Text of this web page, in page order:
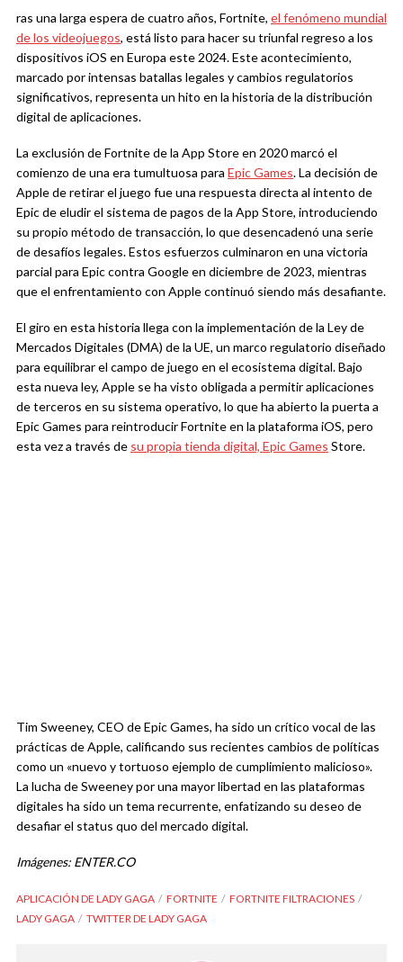
ras una larga espera de cuatro años, Fortnite, el fenómeno mundial
de los videojuegos, está listo para hacer su triunfal regreso a los
dispositivos iOS en Europa este 2024. Este acontecimiento,
marcado por intensas batallas legales y cambios regulatorios
significativos, representa un hito en la historia de la distribución
digital de aplicaciones.
La exclusión de Fortnite de la App Store en 2020 marcó el
comienzo de una era tumultuosa para Epic Games. La decisión de
Apple de retirar el juego fue una respuesta directa al intento de
Epic de eludir el sistema de pagos de la App Store, introduciendo
su propio método de transacción, lo que desencadenó una serie
de desafíos legales. Estos esfuerzos culminaron en una victoria
parcial para Epic contra Google en diciembre de 2023, mientras
que el enfrentamiento con Apple continuó siendo más desafiante.
El giro en esta historia llega con la implementación de la Ley de
Mercados Digitales (DMA) de la UE, un marco regulatorio diseñado
para equilibrar el campo de juego en el ecosistema digital. Bajo
esta nueva ley, Apple se ha visto obligada a permitir aplicaciones
de terceros en su sistema operativo, lo que ha abierto la puerta a
Epic Games para reintroducir Fortnite en la plataforma iOS, pero
esta vez a través de su propia tienda digital, Epic Games Store.
Tim Sweeney, CEO de Epic Games, ha sido un crítico vocal de las
prácticas de Apple, calificando sus recientes cambios de políticas
como un «nuevo y tortuoso ejemplo de cumplimiento malicioso».
La lucha de Sweeney por una mayor libertad en las plataformas
digitales ha sido un tema recurrente, enfatizando su deseo de
desafiar el status quo del mercado digital.
Imágenes: ENTER.CO
APLICACIÓN DE LADY GAGA FORTNITE
FORTNITE FILTRACIONES
LADY GAGA
TWITTER DE LADY GAGA